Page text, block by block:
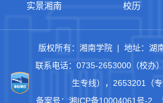
实景湘南 校历
版权所有：湘南学院 | 地址：湖
联系电话：0735-2653000（校办
生专线），2653201（专
备案号：湘ICP备10004061号-2